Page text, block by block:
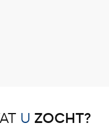
U ZOCHT?